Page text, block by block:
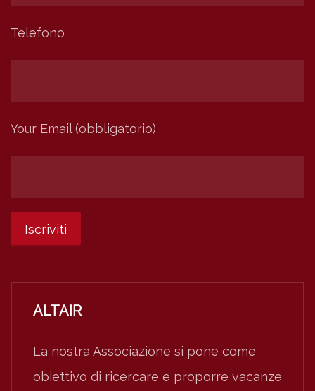
Telefono
Your Email (obbligatorio)
ALTAIR
La nostra Associazione si pone come
obiettivo di ricercare e proporre vacanze